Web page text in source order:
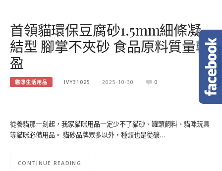
首領貓環保豆腐砂1.5mm細條凝
結型 腳掌不夾砂 食品原料質量輕
盈
貓咪生活用品 IVY31025 2025-10-30 0
從養貓那一刻起，我家貓咪用品一定少不了貓砂、罐頭飼料、貓咪玩具
等貓咪必備用品。 貓砂品牌眾多以外，種類也是從礦…
CONTINUE READING